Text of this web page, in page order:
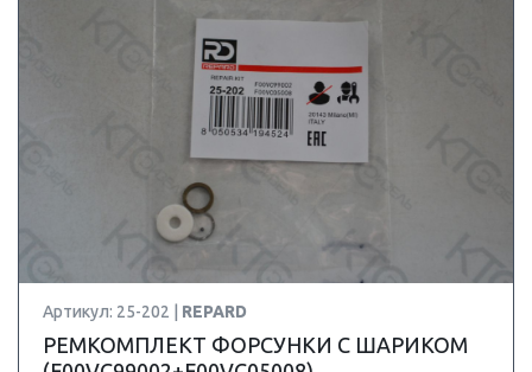
Артикул: 25-202 | REPARD
РЕМКОМПЛЕКТ ФОРСУНКИ С ШАРИКОМ